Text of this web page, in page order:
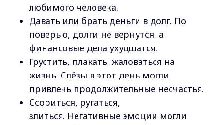
любимого человека.
Давать или брать деньги в долг. По
поверью, долги не вернутся, а
финансовые дела ухудшатся.
Грустить, плакать, жаловаться на
жизнь. Слёзы в этот день могли
привлечь продолжительные несчастья.
Ссориться, ругаться,
злиться. Негативные эмоции могли